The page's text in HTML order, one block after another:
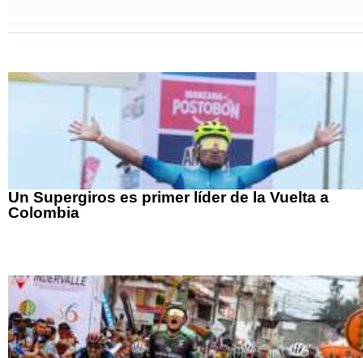
Un Supergiros es primer líder de la Vuelta a
Colombia